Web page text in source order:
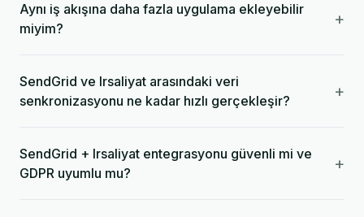
Aynı iş akışına daha fazla uygulama ekleyebilir
miyim?
+
SendGrid ve Irsaliyat arasındaki veri
senkronizasyonu ne kadar hızlı gerçekleşir?
+
SendGrid + Irsaliyat entegrasyonu güvenli mi ve
GDPR uyumlu mu?
+